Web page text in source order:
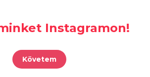
Instagramon!
Követem